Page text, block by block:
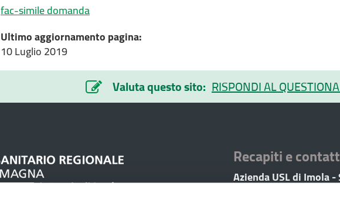
fac-simile domanda
Ultimo aggiornamento pagina:
10 Luglio 2019
Valuta questo sito: RISPONDI AL
Recapiti e
Azienda USL di Imola